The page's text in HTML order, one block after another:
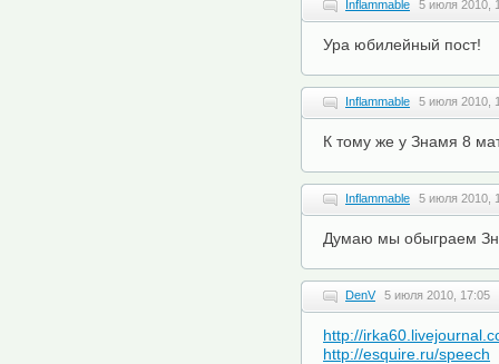
Inflammable 5 июля 2010,
Ура юбилейный пост!
Inflammable 5 июля 2010,
К тому же у Знамя 8
Inflammable 5 июля 2010,
Думаю мы обыграем
DenV 5 июля 2010, 17:05
http://
http://esquire.ru/speech